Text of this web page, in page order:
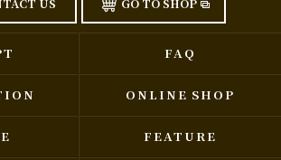
FAQ
ONLINE SHOP
FEATURE